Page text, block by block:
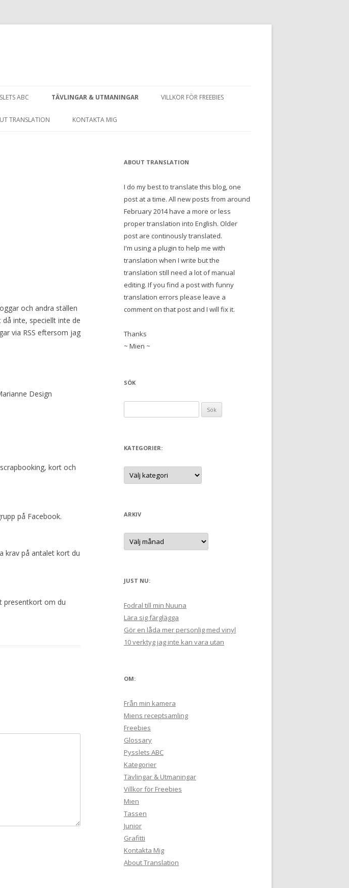
till ABC TÄVLINGAR & UTMANINGAR VILLKOR FÖR FREEBIES
TRANSLATION KONTAKTA MIG
och andra ställen
inte, speciellt inte de
via RSS eftersom jag
Design
kort och
på Facebook.
krav på antalet kort du
presentkort om du
ABOUT TRANSLATION
I do my best to translate this blog, one
post at a time. All new posts from around
February 2014 have a more or less
proper translation into English. Older
post are continously translated.
I'm using a plugin to help me with
translation when I write but the
translation still need a lot of manual
editing. If you find a post with funny
translation errors please leave a
comment on that post and I will fix it.
Thanks
~ Mien ~
SÖK
ö
e
t
e
KATEGORIER:
K
t
r
i
r
ARKIV
A
k
JUST NU:
Fodral till min Nuuna
Lära sig färglägga
Gör en låda mer personlig med vinyl
10 verktyg jag inte kan vara utan
OM:
Från min kamera
Miens receptsamling
Freebies
Glossary
Pysslets ABC
Kategorier
Tävlingar & Utmaningar
Villkor för Freebies
Mien
Tassen
Junior
Grafitti
Kontakta Mig
About Translation